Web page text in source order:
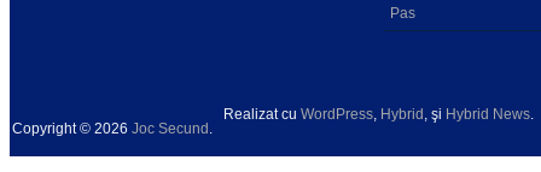
Pas
Copyright © 2026 Joc Secund
Realizat cu WordPress Hybrid , şi Hybrid News